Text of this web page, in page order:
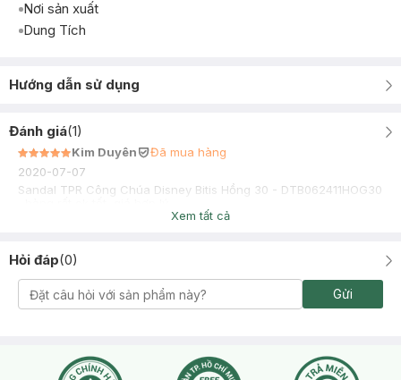
Nơi sản xuất
Dung Tích
Hướng dẫn sử dụng
Đánh giá(1)
Kim Duyên
Đã mua hàng
2020-07-07
Sandal TPR Công Chúa Disney Bitis Hồng 30 - DTB062411HOG30
Xem tất cả
Hỏi đáp(0)
Gửi